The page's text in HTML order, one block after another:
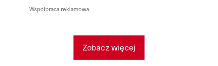
Współpraca reklamowa
Zobacz więcej